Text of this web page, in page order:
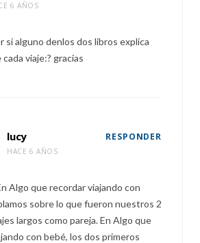
6 AÑOS
si alguno denlos dos libros explica
viaje:? gracias
lucy
HACE 6 AÑOS
RESPONDER
Algo que recordar viajando con
sobre lo que fueron nuestros 2
largos como pareja. En Algo que
con bebé, los dos primeros